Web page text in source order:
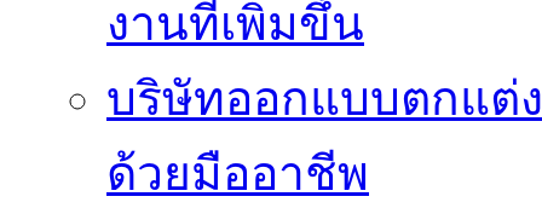
งานที่เพิ่มขึ้น
บริษัทออกแบบตกแต่
ด้วยมืออาชีพ